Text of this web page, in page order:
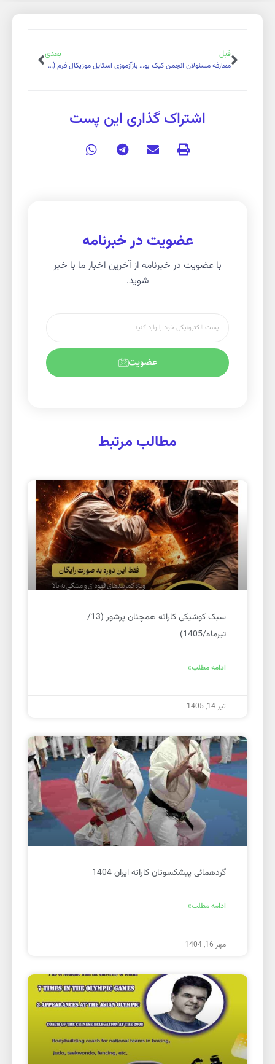
قبل
معارفه مسئولان انجمن کیک بوکسینگ دانشگاه پیام نور همزمان با رونمایی از دو کتاب ورزشی کیک بوکسینگ(23 آذرماه)
بعدی
بازآزموزی استایل موزیکال فرم (Musical Form) کیک بوکسینگ 5 اسفندماه
اشتراک گذاری این پست
عضویت در خبرنامه
با عضویت در خبرنامه از آخرین اخبار ما با خبر
شوید.
عضویت
مطالب مرتبط
سبک کوشیکی کاراته همچنان پرشور (13/
تیرماه/1405)
ادامه مطلب»
تیر 14, 1405
گردهمائی پیشکسوتان کاراته ایران 1404
ادامه مطلب»
مهر 16, 1404